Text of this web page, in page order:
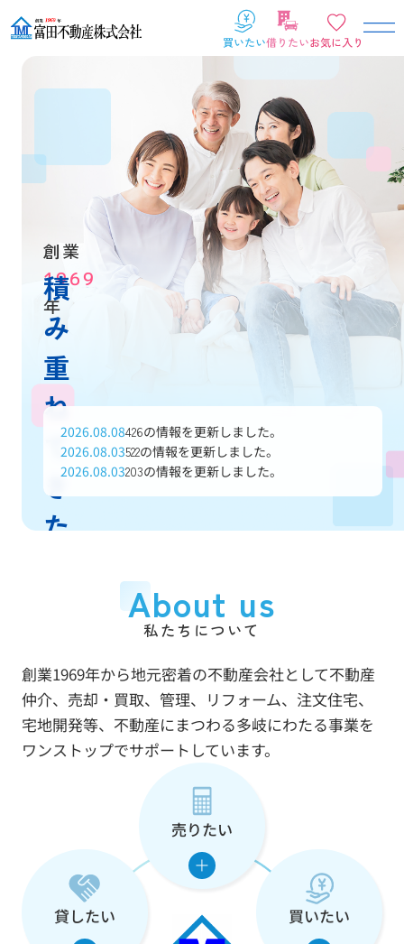
創業
1969
年
積
み
重
ね
て
き
た
実
績
で
た
の
2026.08.08426の情報を更新しました。
2026.08.03522の情報を更新しました。
2026.08.03203の情報を更新しました。
About us
私たちについて
創業1969年から地元密着の不動産会社として不動産
仲介、売却・買取、管理、リフォーム、注文住宅、
宅地開発等、不動産にまつわる多岐にわたる事業を
ワンストップでサポートしています。
売りたい
買いたい
貸したい